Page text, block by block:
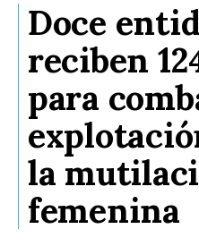
Doce
reciben
para
la
femenina